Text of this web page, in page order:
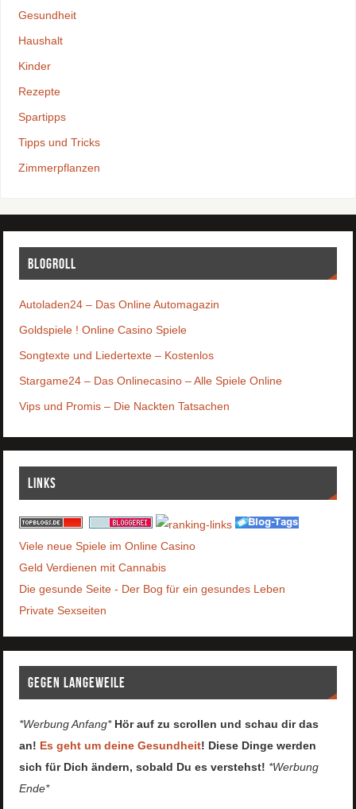
Gesundheit
Haushalt
Kinder
Rezepte
Spartipps
Tipps und Tricks
Zimmerpflanzen
Blogroll
Autoladen24 – Das Online Automagazin
Goldspiele ! Online Casino Spiele
Songtexte und Liedertexte – Kostenlos
Stargame24 – Das Onlinecasino – Alle Spiele Online
Vips und Promis – Die Nackten Tatsachen
Links
Viele neue Spiele im Online Casino
Geld Verdienen mit Cannabis
Die gesunde Seite - Der Bog für ein gesundes Leben
Private Sexseiten
Gegen Langeweile
*Werbung Anfang* Hör auf zu scrollen und schau dir das
an! Es geht um deine Gesundheit! Diese Dinge werden
sich für Dich ändern, sobald Du es verstehst! *Werbung
Ende*